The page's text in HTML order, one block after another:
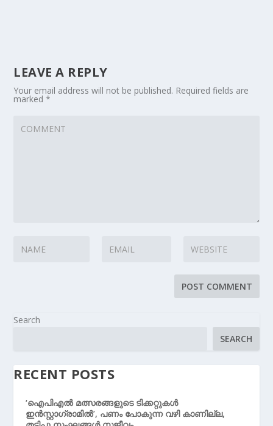
LEAVE A REPLY
Your email address will not be published. Required fields are
marked*
Search
SEARCH
RECENT POSTS
‘ഐപിഎൽ മത്സരങ്ങളുടെ ടിക്കറ്റുകൾ
ഇൻസ്റ്റാഗ്രാമിൽ’, പണം പോകുന്ന വഴി കാണില്ല,